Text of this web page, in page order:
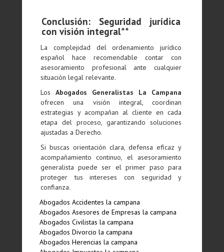
Conclusión: Seguridad jurídica
con visión integral**
La complejidad del ordenamiento jurídico
español hace recomendable contar con
asesoramiento profesional ante cualquier
situación legal relevante.
LosAbogados Generalistas La Campana
ofrecen una visión integral, coordinan
estrategias y acompañan al cliente en cada
etapa del proceso, garantizando soluciones
ajustadas a Derecho.
Si buscas orientación clara, defensa eficaz y
acompañamiento continuo, el asesoramiento
generalista puede ser el primer paso para
proteger tus intereses con seguridad y
confianza.
Abogados Accidentes la campana
Abogados Asesores de Empresas la campana
Abogados Civilistas la campana
Abogados Divorcio la campana
Abogados Herencias la campana